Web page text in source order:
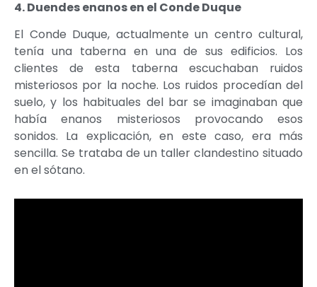
4. Duendes enanos en el Conde Duque
El Conde Duque, actualmente un centro cultural,
tenía una taberna en una de sus edificios. Los
clientes de esta taberna escuchaban ruidos
misteriosos por la noche. Los ruidos procedían del
suelo, y los habituales del bar se imaginaban que
había enanos misteriosos provocando esos
sonidos. La explicación, en este caso, era más
sencilla. Se trataba de un taller clandestino situado
en el sótano.